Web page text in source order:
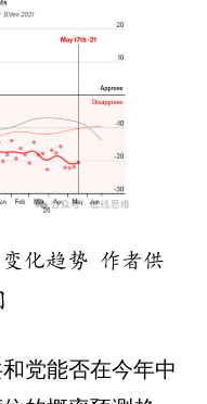
化趋势 作者供
党能否在今年中